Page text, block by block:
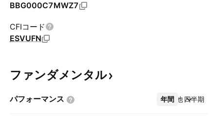
BBG000C7MWZ7
CFIコード
ESVUFN
ファンダメンタル
パフォーマンス 年間 四半期
その他